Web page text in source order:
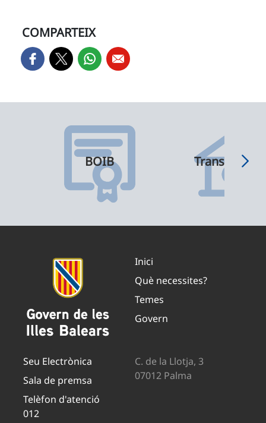
COMPARTEIX
BOIB
Inici
Què necessites?
Temes
Govern
Seu Electrònica
Sala de premsa
Telèfon d'atenció
012
C. de la Llotja, 3
07012 Palma